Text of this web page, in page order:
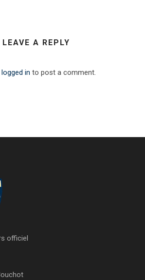
LEAVE A REPLY
logged in to post a comment.
officiel